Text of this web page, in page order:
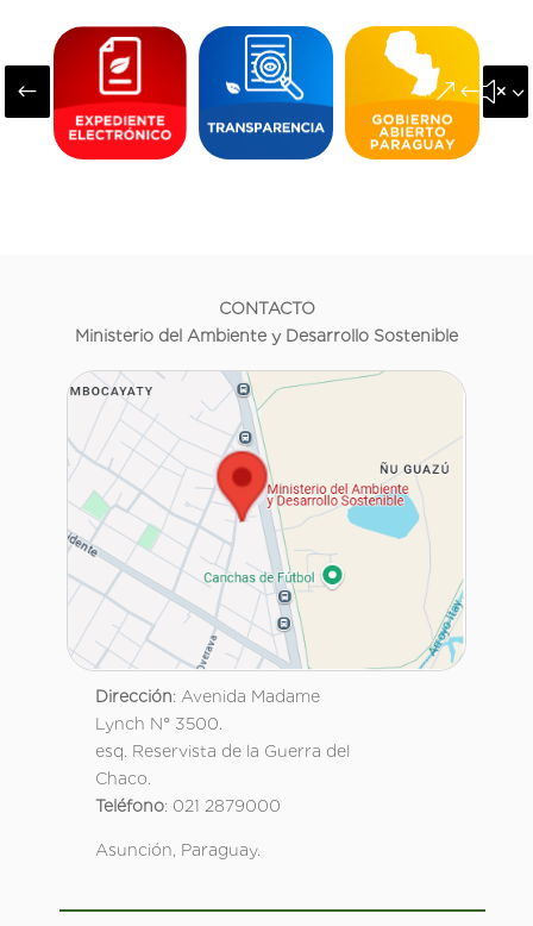
#
CONTACTO
Ministerio del Ambiente y Desarrollo Sostenible
Dirección: Avenida Madame
Lynch N° 3500.
esq. Reservista de la Guerra del
Chaco.
Teléfono: 021 2879000
Asunción, Paraguay.